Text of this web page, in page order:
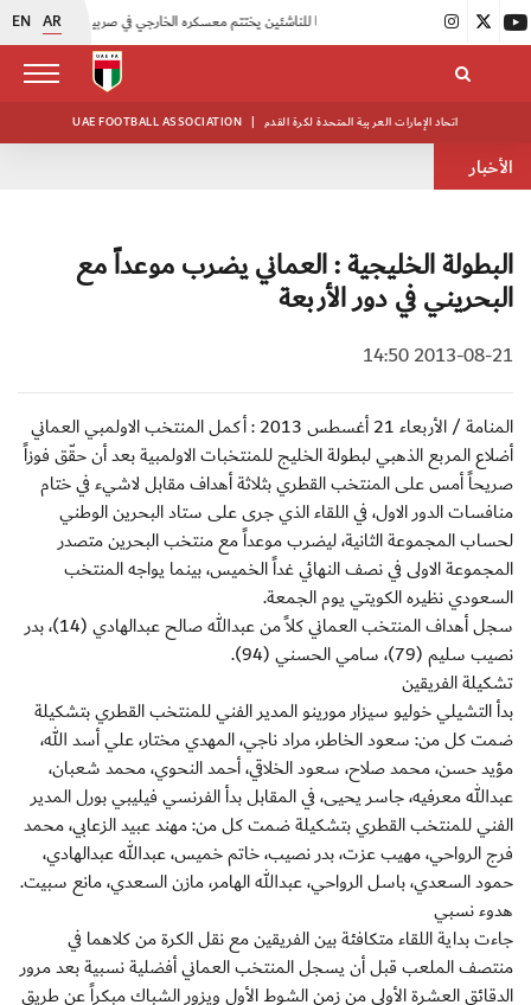
EN AR |
UAE FOOTBALL ASSOCIATION | اتحاد الإمارات العربية المتحدة لكرة القدم
الأخبار
البطولة الخليجية : العماني يضرب موعداً مع
البحريني في دور الأربعة
2013-08-21 14:50
المنامة / الأربعاء 21 أغسطس 2013 : أكمل المنتخب الاولمبي العماني
أضلاع المربع الذهبي لبطولة الخليج للمنتخبات الاولمبية بعد أن حقّق فوزاً
صريحاً أمس على المنتخب القطري بثلاثة أهداف مقابل لاشيء في ختام
منافسات الدور الاول، في اللقاء الذي جرى على ستاد البحرين الوطني
لحساب المجموعة الثانية، ليضرب موعداً مع منتخب البحرين متصدر
المجموعة الاولى في نصف النهائي غداً الخميس، بينما يواجه المنتخب
السعودي نظيره الكويتي يوم الجمعة.
سجل أهداف المنتخب العماني كلاً من عبدالله صالح عبدالهادي (14)، بدر
نصيب سليم (79)، سامي الحسني (94).
تشكيلة الفريقين
بدأ التشيلي خوليو سيزار مورينو المدير الفني للمنتخب القطري بتشكيلة
ضمت كل من: سعود الخاطر، مراد ناجي، المهدي مختار، علي أسد الله،
مؤيد حسن، محمد صلاح، سعود الخلاقي، أحمد النحوي، محمد شعبان،
عبدالله معرفيه، جاسر يحيى، في المقابل بدأ الفرنسي فيليبي بورل المدير
الفني للمنتخب القطري بتشكيلة ضمت كل من: مهند عبيد الزعابي، محمد
فرج الرواحي، مهيب عزت، بدر نصيب، خاتم خميس، عبدالله عبدالهادي،
حمود السعدي، باسل الرواحي، عبدالله الهامر، مازن السعدي، مانع سبيت.
هدوء نسبي
جاءت بداية اللقاء متكافئة بين الفريقين مع نقل الكرة من كلاهما في
منتصف الملعب قبل أن يسجل المنتخب العماني أفضلية نسبية بعد مرور
الدقائق العشرة الأولى من زمن الشوط الأول ويزور الشباك مبكراً عن طريق